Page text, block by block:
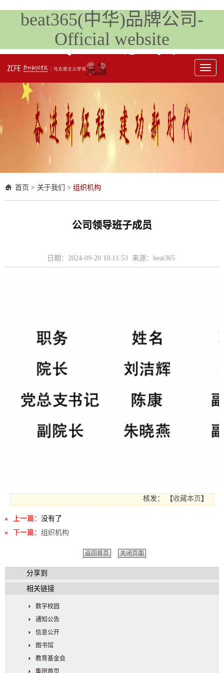
beat365(中华)品牌公司-
Official website
Toggle
首页 > 关于我们 > 组织机构
公司领导班子成员
日期：2024-09-20 10:11:53 来源：beat365
核发： 【收藏本页】
上一篇： 没有了
下一篇： 组织机构
返回首页 关闭页面
分享到
相关链接
数字校园
通知公告
信息公开
图书馆
教育基金会
集团首页